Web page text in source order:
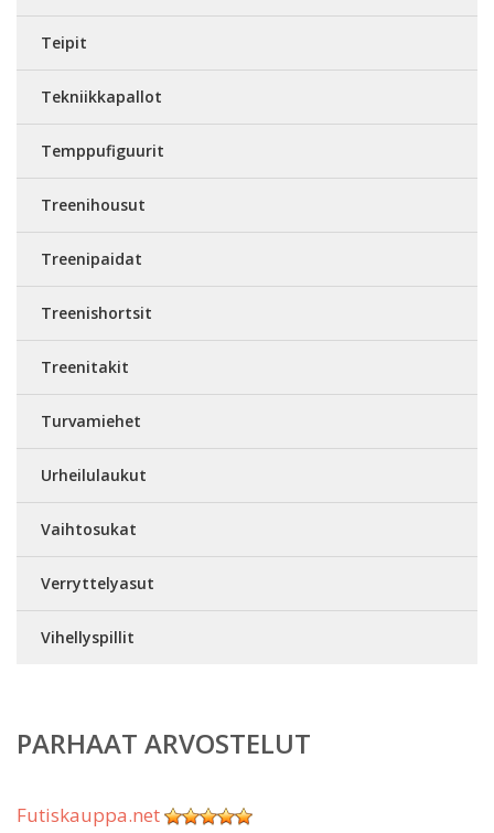
Teipit
Tekniikkapallot
Temppufiguurit
Treenihousut
Treenipaidat
Treenishortsit
Treenitakit
Turvamiehet
Urheilulaukut
Vaihtosukat
Verryttelyasut
Vihellyspillit
PARHAAT ARVOSTELUT
Futiskauppa.net